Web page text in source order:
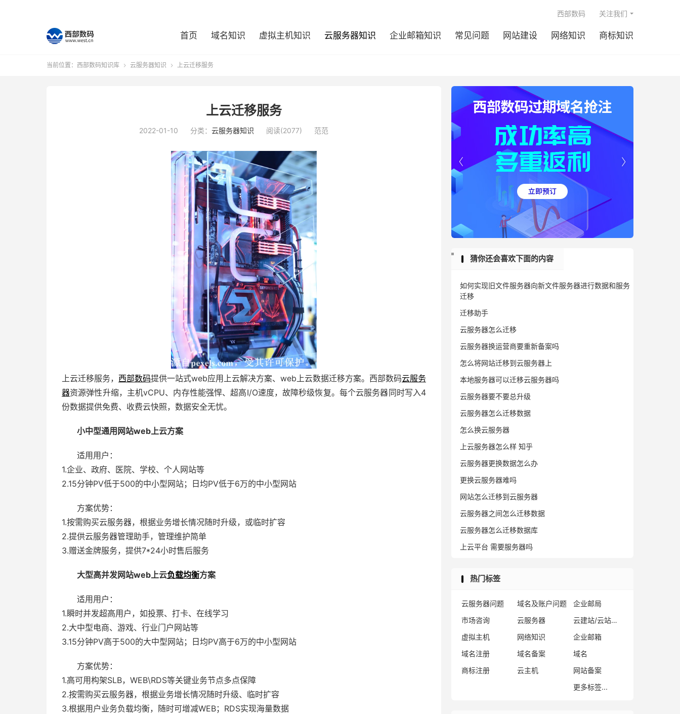
首页 域名知识 虚拟主机知识 云服务器知识 企业邮箱知识 常见问题 网站建设 网络知识 商标知识
西部数码 关注我们
当前位置： 西部数码知识库  云服务器知识  上云迁移服务
上云迁移服务
2022-01-10 分类： 云服务器知识 阅读(2077) 范范
上云迁移服务， 西部数码提供一站式web应用上云解决方案、web上云数据迁移方案。西部数码云服务
器资源弹性升缩，主机vCPU、内存性能强悍、超高I/O速度，故障秒级恢复。每个云服务器同时写入4
份数据提供免费、收费云快照，数据安全无忧。
小中型通用网站web上云方案
适用用户：
1.企业、政府、医院、学校、个人网站等
2.15分钟PV低于500的中小型网站；日均PV低于6万的中小型网站
方案优势：
1.按需购买云服务器，根据业务增长情况随时升级，或临时扩容
2.提供云服务器管理助手，管理维护简单
3.赠送金牌服务，提供7*24小时售后服务
大型高并发网站web上云负载均衡方案
适用用户：
1.瞬时并发超高用户，如投票、打卡、在线学习
2.大中型电商、游戏、行业门户网站等
3.15分钟PV高于500的大中型网站；日均PV高于6万的中小型网站
方案优势：
1.高可用构架SLB，WEB\RDS等关键业务节点多点保障
2.按需购买云服务器，根据业务增长情况随时升级、临时扩容
3.根据用户业务负载均衡，随时可增减WEB；RDS实现海量数据


猜你还会喜欢下面的内容
如何实现旧文件服务器向新文件服务器进行数据和服务
迁移
迁移助手
云服务器怎么迁移
云服务器换运营商要重新备案吗
怎么将网站迁移到云服务器上
本地服务器可以迁移云服务器吗
云服务器要不要总升级
云服务器怎么迁移数据
怎么换云服务器
上云服务器怎么样 知乎
云服务器更换数据怎么办
更换云服务器难吗
网站怎么迁移到云服务器
云服务器之间怎么迁移数据
云服务器怎么迁移数据库
上云平台 需要服务器吗
热门标签
云服务器问题 域名及账户问题
企业邮局
市场咨询
云服务器
云建站/云站群/小程序
虚拟主机
网络知识
企业邮箱
域名注册
域名备案
域名
商标注册
云主机
网站备案
更多标签...